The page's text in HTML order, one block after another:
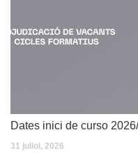
31 juliol, 2026